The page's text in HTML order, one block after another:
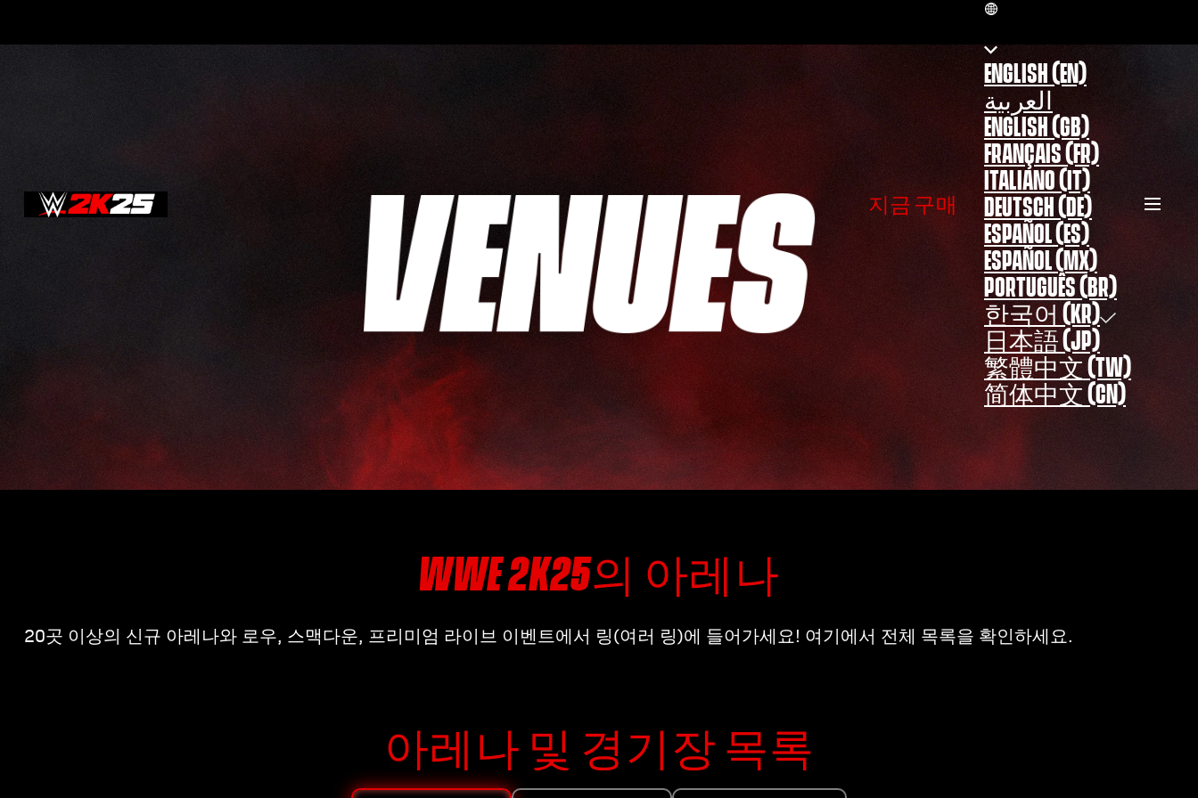
지금 구매
ENGLISH (EN)
العربية
ENGLISH (GB)
FRANÇAIS (FR)
ITALIANO (IT)
DEUTSCH (DE)
ESPAÑOL (ES)
ESPAÑOL (MX)
PORTUGUÊS (BR)
한국어 (KR)
日本語 (JP)
繁體中文 (TW)
简体中文 (CN)
WWE 2K25의 아레나
20곳 이상의 신규 아레나와 로우, 스맥다운, 프리미엄 라이브 이벤트에서 링(여러 링)에 들어가세요! 여기에서 전체 목록을 확인하세요.
아레나 및 경기장 목록